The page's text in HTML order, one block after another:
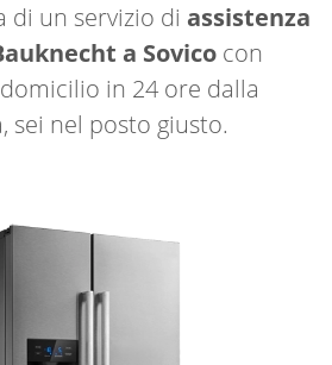
di un servizio di assistenza
a Sovicocon
in 24 ore dalla
sei nel posto giusto.